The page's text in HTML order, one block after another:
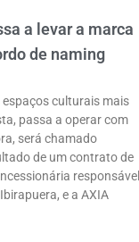
a levar a marca
de naming
culturais mais
passa a operar com
será chamado
de um contrato de
responsável
e a AXIA